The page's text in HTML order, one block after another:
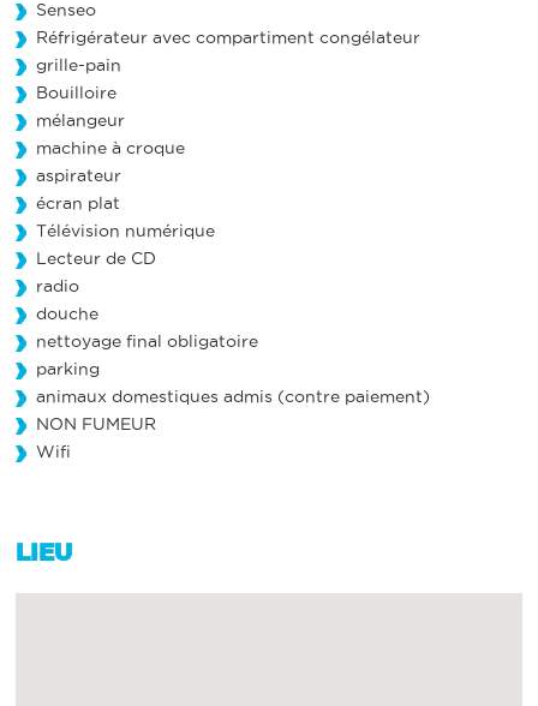
Senseo
Réfrigérateur avec compartiment congélateur
grille-pain
Bouilloire
mélangeur
machine à croque
aspirateur
écran plat
Télévision numérique
Lecteur de CD
radio
douche
nettoyage final obligatoire
parking
animaux domestiques admis (contre paiement)
NON FUMEUR
Wifi
LIEU